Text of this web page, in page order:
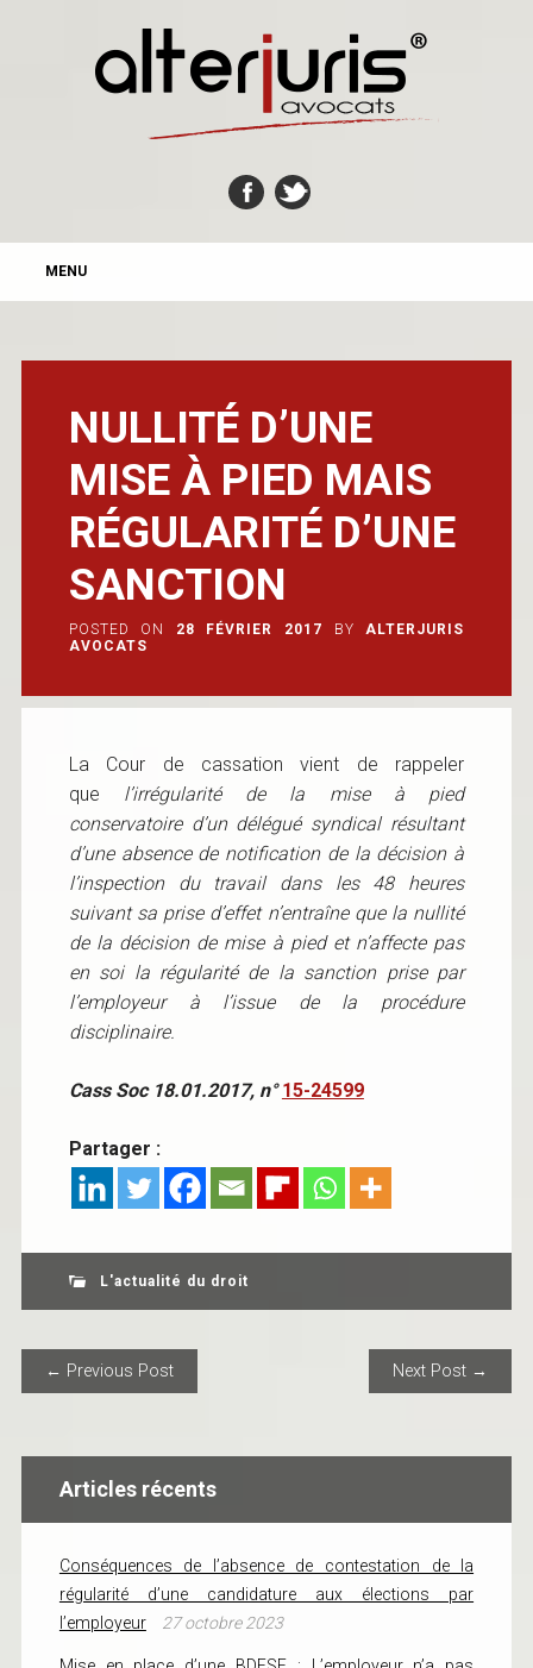
MAIN MENU
MENU
NULLITÉ D’UNE
MISE À PIED MAIS
RÉGULARITÉ D’UNE
SANCTION
POSTED ON 28 FÉVRIER 2017 BY
ALTERJURIS
AVOCATS
La Cour de cassation vient de rappeler
que l’irrégularité de la mise à pied
conservatoire d’un délégué syndical résultant
d’une absence de notification de la décision à
l’inspection du travail dans les 48 heures
suivant sa prise d’effet n’entraîne que la nullité
de la décision de mise à pied et n’affecte pas
en soi la régularité de la sanction prise par
l’employeur à l’issue de la procédure
disciplinaire.
Cass Soc 18.01.2017, n°15-24599
Partager :
L'actualité du droit
POST NAVIGATION
← Previous Post Next Post →
Articles récents
Conséquences de l’absence de contestation de la
régularité d’une candidature aux élections par
l’employeur
27 octobre 2023